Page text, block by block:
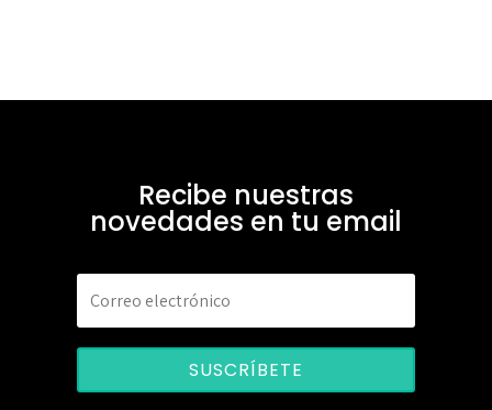
Recibe nuestras
novedades en tu email
SUSCRÍBETE